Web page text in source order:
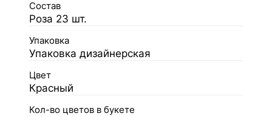
Состав
Роза 23 шт.
Упаковка
Упаковка дизайнерская
Цвет
Красный
Кол-во цветов в букете